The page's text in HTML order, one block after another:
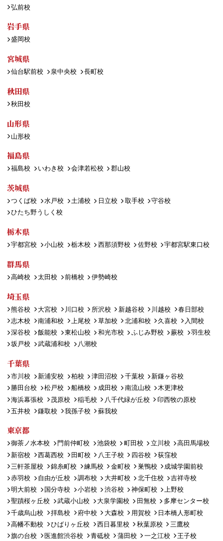
弘前校
岩手県
盛岡校
宮城県
仙台駅前校 泉中央校 長町校
秋田県
秋田校
山形県
山形校
福島県
福島校 いわき校 会津若松校 郡山校
茨城県
つくば校 水戸校 土浦校 日立校 取手校
守谷校
ひたち野うしく校
栃木県
宇都宮校 小山校 栃木校 西那須野校 佐野校 宇都宮駅東口校
群馬県
高崎校 太田校 前橋校 伊勢崎校
埼玉県
熊谷校 大宮校 川口校 所沢校 新越谷校 川越校
春日部校
志木校
南浦和校 上尾校 草加校 北浦和校 久喜校
入間校
深谷校
飯能校 東松山校 和光市校 ふじみ野校 蕨校
羽生校
坂戸校
武蔵浦和校 八潮校
千葉県
市川校 新浦安校 柏校 津田沼校 千葉校
新鎌ヶ谷校
勝田台校
松戸校 船橋校 成田校 南流山校
木更津校
海浜幕張校
茂原校 稲毛校 八千代緑が丘校
印西牧の原校
五井校
鎌取校 我孫子校 蘇我校
東京都
御茶ノ水本校 門前仲町校 池袋校 町田校 立川校
高田馬場校
新宿校
西葛西校 田町校 八王子校 四谷校
荻窪校
三軒茶屋校
錦糸町校 練馬校 金町校 巣鴨校
成城学園前校
赤羽校
自由が丘校 調布校 大井町校 北千住校
吉祥寺校
明大前校
国分寺校 小岩校 渋谷校 神保町校
上野校
聖蹟桜ヶ丘校
武蔵小山校 大泉学園校 田無校
多摩センター校
千歳烏山校
拝島校 府中校 大森校 用賀校
日本橋人形町校
高幡不動校
ひばりヶ丘校 西日暮里校 秋葉原校
三鷹校
旗の台校
医進館渋谷校 青砥校 蒲田校 一之江校 王子校